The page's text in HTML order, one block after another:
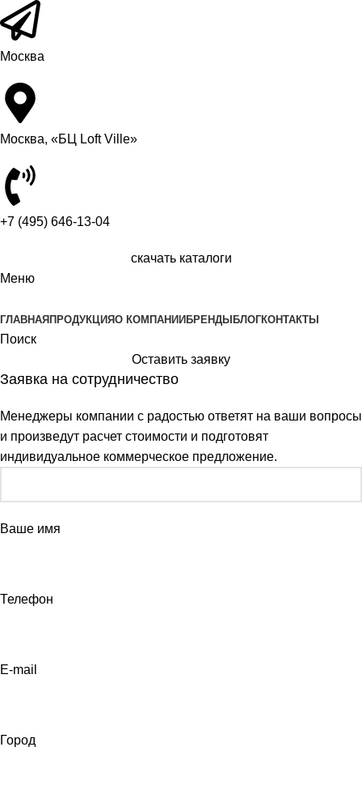
Москва
Москва, «БЦ Loft Ville»
+7 (495) 646-13-04
скачать каталоги
Меню
ГЛАВНАЯ ПРОДУКЦИЯО КОМПАНИИ БРЕНДЫ БЛОГКОНТАКТЫ
Поиск
Оставить заявку
Заявка на сотрудничество
Менеджеры компании с радостью ответят на ваши вопросы
и произведут расчет стоимости и подготовят
индивидуальное коммерческое предложение.
Ваше имя
Телефон
E-mail
Город